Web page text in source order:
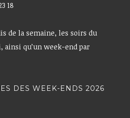
18
de la semaine, les soirs du
ainsi qu’un week-end par
DES WEEK-ENDS 2026